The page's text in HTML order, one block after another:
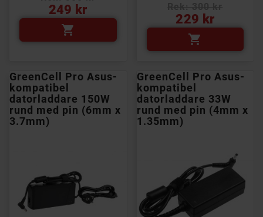
249 kr

229 kr

GreenCell Pro Asus-
kompatibel
datorladdare 150W
rund med pin (6mm x
3.7mm)
GreenCell Pro Asus-
kompatibel
datorladdare 33W
rund med pin (4mm x
1.35mm)